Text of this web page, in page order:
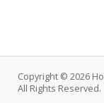
Copyright © 2026
All Rights Reserved.